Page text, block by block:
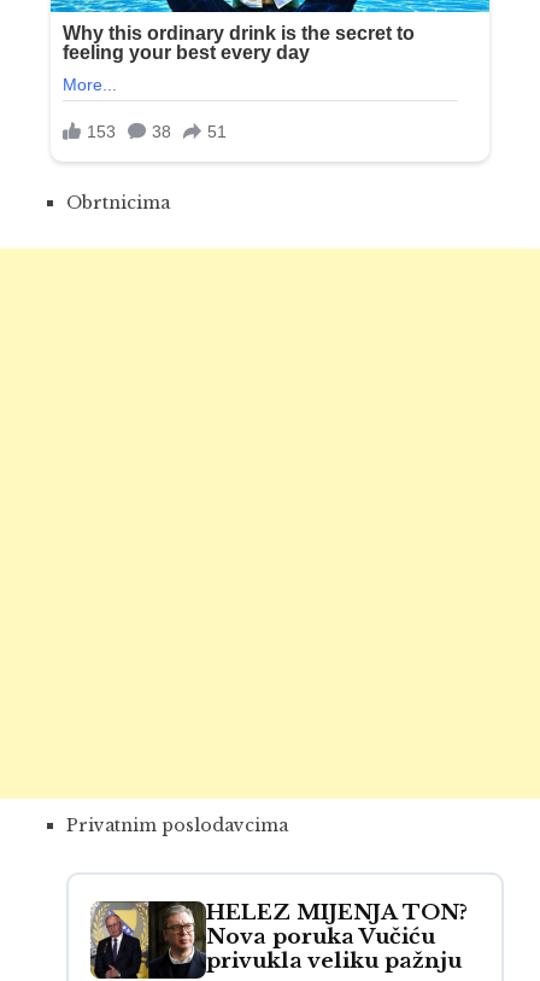
Obrtnicima
Privatnim poslodavcima
HELEZ MIJENJA TON?
Nova poruka Vučiću
privukla veliku pažnju